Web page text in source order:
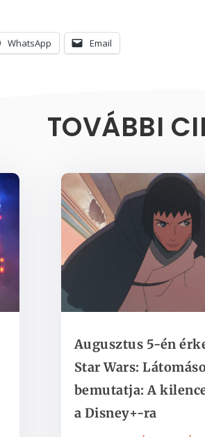
WhatsApp Email
TOVÁBBI
Augusztus 5-én
Star Wars:
bemutatja: A
a Disney+-ra